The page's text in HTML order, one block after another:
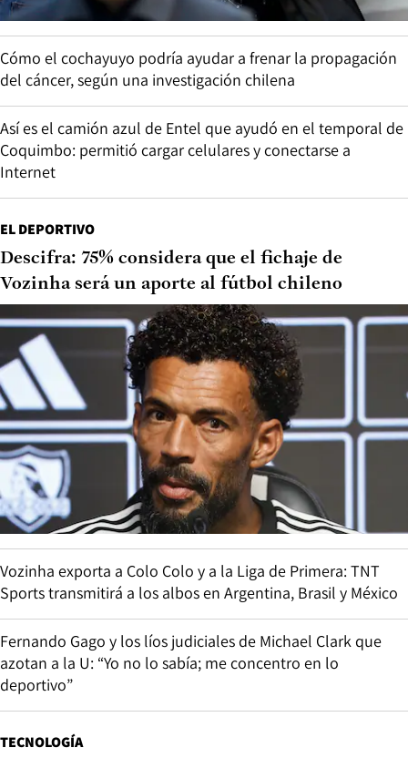
Cómo el cochayuyo podría ayudar a frenar la propagación
del cáncer, según una investigación chilena
Así es el camión azul de Entel que ayudó en el temporal de
Coquimbo: permitió cargar celulares y conectarse a
Internet
EL DEPORTIVO
Descifra: 75% considera que el fichaje de
Vozinha será un aporte al fútbol chileno
Vozinha exporta a Colo Colo y a la Liga de Primera: TNT
Sports transmitirá a los albos en Argentina, Brasil y México
Fernando Gago y los líos judiciales de Michael Clark que
azotan a la U: “Yo no lo sabía; me concentro en lo
deportivo”
TECNOLOGÍA